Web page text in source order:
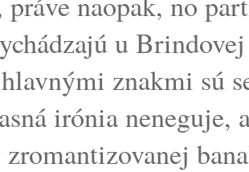
u
znakmi sú
irónia